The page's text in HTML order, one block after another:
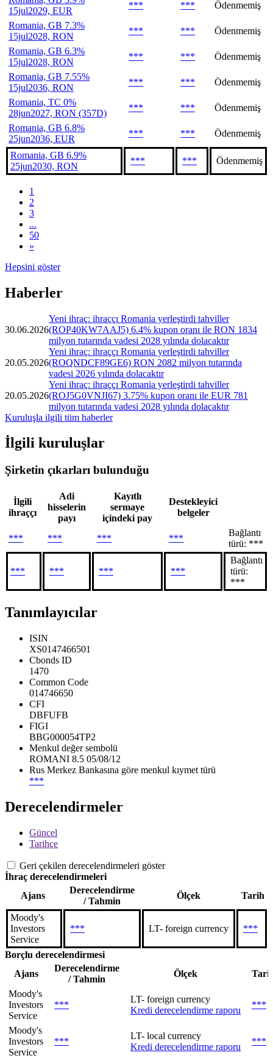
15jul2029, EUR
*** ***
Ödenmemiş
Romania, GB 7.3%
15jul2028, RON
*** ***
Ödenmemiş
Romania, GB 6.3%
15jul2028, RON
*** ***
Ödenmemiş
Romania, GB 7.55%
15jul2036, RON
*** ***
Ödenmemiş
Romania, TC 0%
28jun2027, RON (357D)
*** ***
Ödenmemiş
Romania, GB 6.8%
25jun2036, EUR
*** *** Ödenmemiş
Romania, GB 6.9%
25jun2030, RON
*** *** Ödenmemiş
1
2
3
...
50
»
Hepsini göster
Haberler
30.06.2026
Yeni ihraç: ihraççı Romania yerleştirdi tahviller
(ROP40KW7AAJ5) 6.4% kupon oranı ile RON 1834
milyon tutarında vadesi 2028 yılında dolacaktır
20.05.2026
Yeni ihraç: ihraççı Romania yerleştirdi tahviller
(ROQNDCF89GE6) RON 2082 milyon tutarında
vadesi 2026 yılında dolacaktır
20.05.2026
Yeni ihraç: ihraççı Romania yerleştirdi tahviller
(ROJ5G0VNJI67) 3.75% kupon oranı ile EUR 781
milyon tutarında vadesi 2028 yılında dolacaktır
Kuruluşla ilgili tüm haberler
İlgili kuruluşlar
Şirketin çıkarları bulunduğu
İlgili
ihraççı
Adi
hisselerin
payı
Kayıtlı
sermaye
içindeki pay
Destekleyici
belgeler
*** *** *** ***
Bağlantı
türü: ***
*** *** *** ***
Bağlantı
türü:
***
Tanımlayıcılar
ISIN
XS0147466501
Cbonds ID
1470
Common Code
014746650
CFI
DBFUFB
FIGI
BBG000054TP2
Menkul değer sembolü
ROMANI 8.5 05/08/12
Rus Merkez Bankasına göre menkul kıymet türü
***
Derecelendirmeler
Güncel
Tarihçe
Geri çekilen derecelendirmeleri göster
İhraç derecelendirmeleri
Ajans
Derecelendirme
/ Tahmin
Ölçek Tarih
Moody's
Investors
Service
*** LT- foreign currency ***
Borçlu derecelendirmesi
Ajans
Derecelendirme
/ Tahmin
Ölçek
Moody's
Investors
Service
***
LT- foreign currency
Kredi derecelendirme raporu
***
Moody's
Investors
Service
***
LT- local currency
Kredi derecelendirme raporu
***